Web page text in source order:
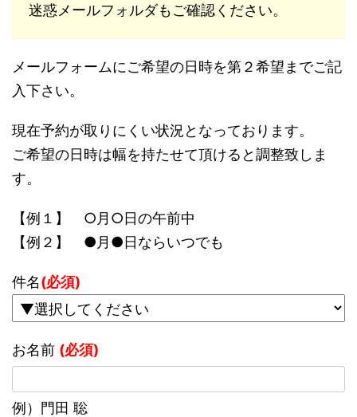
迷惑メールフォルダもご確認ください。
メールフォームにご希望の日時を第２希望までご記
入下さい。
現在予約が取りにくい状況となっております。
ご希望の日時は幅を持たせて頂けると調整致しま
す。
【例１】 ○月○日の午前中
【例２】 ●月●日ならいつでも
件名(必須)
お名前 (必須)
例）門田 聡